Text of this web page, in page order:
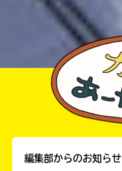
編集部からのお知らせ